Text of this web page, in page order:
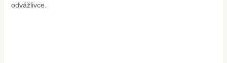
odvážlivce.